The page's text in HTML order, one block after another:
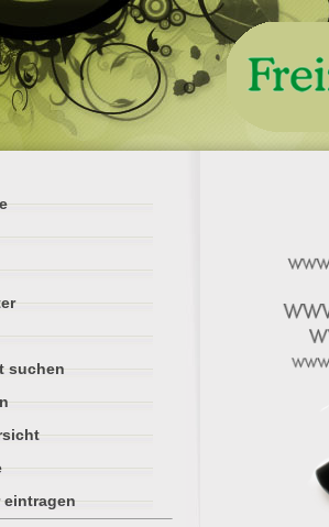
suchen